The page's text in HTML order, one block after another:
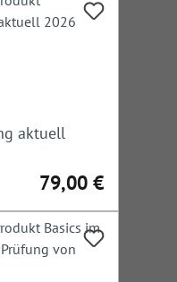
aktuell
Regulärer Preis:
79,00 €